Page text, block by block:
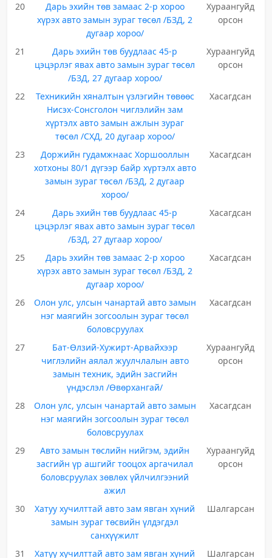
20
Дарь эхийн төв замаас 2-р хороо
хүрэх авто замын зураг төсөл /БЗД, 2
дугаар хороо/
Хураангуйд
орсон
21
Дарь эхийн төв буудлаас 45-р
цэцэрлэг явах авто замын зураг төсөл
/БЗД, 27 дугаар хороо/
Хураангуйд
орсон
22
Техникийн хяналтын үзлэгийн төвөөс
Нисэх-Сонсголон чиглэлийн зам
хүртэлх авто замын ажлын зураг
төсөл /СХД, 20 дугаар хороо/
Хасагдсан
23
Доржийн гудамжнаас Хоршооллын
хотхоны 80/1 дүгээр байр хүртэлх авто
замын зураг төсөл /БЗД, 2 дугаар
хороо/
Хасагдсан
24
Дарь эхийн төв буудлаас 45-р
цэцэрлэг явах авто замын зураг төсөл
/БЗД, 27 дугаар хороо/
Хасагдсан
25
Дарь эхийн төв замаас 2-р хороо
хүрэх авто замын зураг төсөл /БЗД, 2
дугаар хороо/
Хасагдсан
26
Олон улс, улсын чанартай авто замын
нэг маягийн зогсоолын зураг төсөл
боловсруулах
Хасагдсан
27
Бат-Өлзий-Хужирт-Арвайхээр
чиглэлийн аялал жуулчлалын авто
замын техник, эдийн засгийн
үндэслэл /Өвөрхангай/
Хураангуйд
орсон
28
Олон улс, улсын чанартай авто замын
нэг маягийн зогсоолын зураг төсөл
боловсруулах
Хасагдсан
29
Авто замын төслийн нийгэм, эдийн
засгийн үр ашгийг тооцох аргачилал
боловсруулах зөвлөх үйлчилгээний
ажил
Хураангуйд
орсон
30
Хатуу хучилттай авто зам явган хүний
замын зураг төсвийн үлдэгдэл
санхүүжилт
Шалгарсан
31 Хатуу хучилттай авто зам явган хүний Шалгарсан